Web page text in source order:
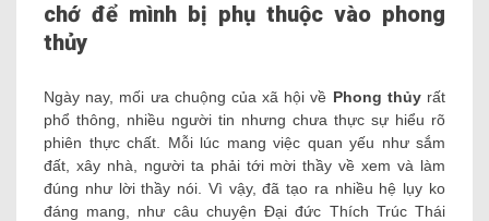
chớ để mình bị phụ thuộc vào phong
thủy
Ngày nay, mối ưa chuộng của xã hội về Phong thủy rất
phổ thông, nhiều người tin nhưng chưa thực sự hiểu rõ
phiên thực chất. Mỗi lúc mang việc quan yếu như sắm
đất, xây nhà, người ta phải tới mời thầy về xem và làm
đúng như lời thầy nói. Vì vậy, đã tạo ra nhiều hệ lụy ko
đáng mang, như câu chuyện Đại đức Thích Trúc Thái